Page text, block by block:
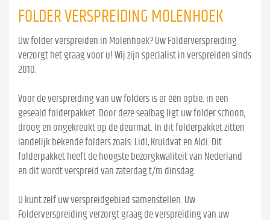
FOLDER VERSPREIDING MOLENHOEK
Uw folder verspreiden in Molenhoek? Uw Folderverspreiding
verzorgt het graag voor u! Wij zijn specialist in verspreiden sinds
2010.
Voor de verspreiding van uw folders is er één optie: in een
geseald folderpakket. Door deze sealbag ligt uw folder schoon,
droog en ongekreukt op de deurmat. In dit folderpakket zitten
landelijk bekende folders zoals: Lidl, Kruidvat en Aldi. Dit
folderpakket heeft de hoogste bezorgkwaliteit van Nederland
en dit wordt verspreid van zaterdag t/m dinsdag.
U kunt zelf uw verspreidgebied samenstellen. Uw
Folderverspreiding verzorgt graag de verspreiding van uw